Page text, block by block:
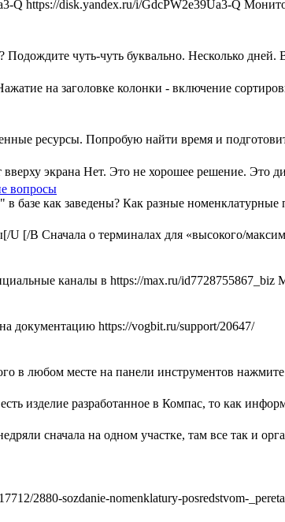
Q https://disk.yandex.ru/i/GdcPW2e39Ua3-Q
чуть-чуть буквально. Несколько
на заголовке колонки - включение
ресурсы. Попробую найти время и
экрана Нет. Это не хорошее решение. Это
вопросы
базе как заведены? Как разные номенклатурные
B Сначала о терминалах для «высокого/
каналы в https://max.ru/id7728755867_biz
документацию https://vogbit.ru/support/20647/
в любом месте на панели инструментов
изделие разработанное в Компас, то как
сначала на одном участке, там все так и
2880-sozdanie-nomenklatury-posredstvom-